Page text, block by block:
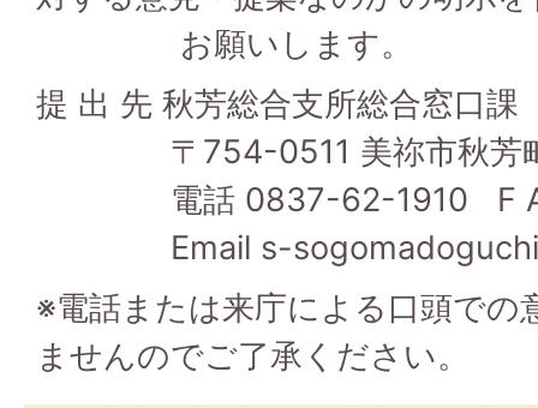
お願いします。
提 出 先 秋芳総合支所総合窓口課
〒754-0511 美祢市秋芳町
電話 0837-62-1910 F A
Email s-
※電話または来庁による口頭での
ませんのでご了承ください。